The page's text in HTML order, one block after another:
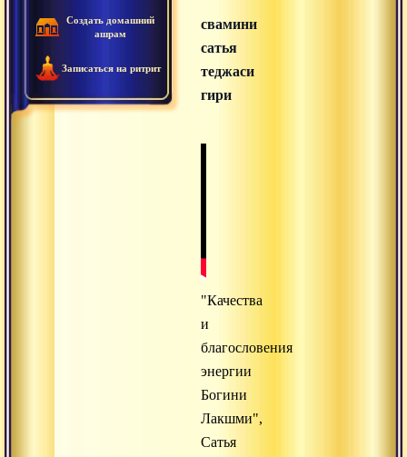
Создать домашний
ашрам
Записаться на ритрит
свамини
сатья
теджаси
гири
"Качества
и
благословения
энергии
Богини
Лакшми",
Сатья